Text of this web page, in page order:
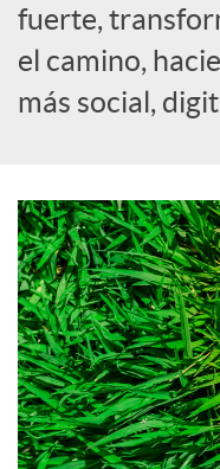
S
o
c
i
a
l
fuerte,
el camino,
más social,